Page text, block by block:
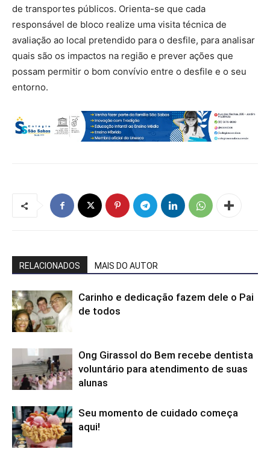
de transportes públicos. Orienta-se que cada
responsável de bloco realize uma visita técnica de
avaliação ao local pretendido para o desfile, para analisar
quais são os impactos na região e prever ações que
possam permitir o bom convívio entre o desfile e o seu
entorno.
RELACIONADOS MAIS DO AUTOR
Carinho e dedicação fazem dele o Pai
de todos
Ong Girassol do Bem recebe dentista
voluntário para atendimento de suas
alunas
Seu momento de cuidado começa
aqui!